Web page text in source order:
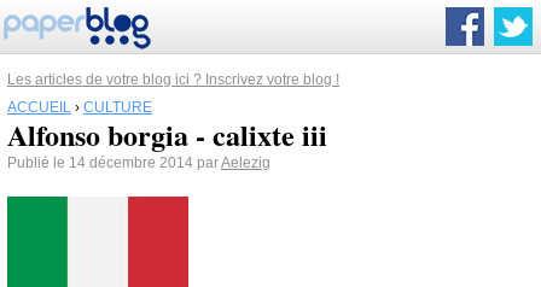
Les articles de votre blog ici ? Inscrivez votre blog !
ACCUEIL › CULTURE
Alfonso borgia - calixte iii
Publié le 14 décembre 2014 parAelezig